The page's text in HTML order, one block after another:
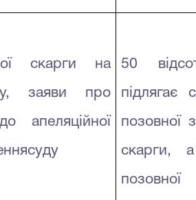
скарги на
заяви про
апеляційної
суду
50
підлягає
позовної
скарги,